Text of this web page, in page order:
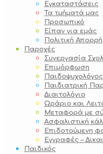
Εγκαταστάσεις
Τα τμήματά μας
Προσωπικό
Είπαν για εμάς
Πολιτική
Παροχές
Συνεργασία
Επιμόρφωση
Παιδοψυχολόγος
Παιδιατρική
Διαιτολόγιο
Ωράριο και
Μεταφορά με
Ασφαλιστική
Επιδοτούμενη
Εγγραφές –
Παιδικός